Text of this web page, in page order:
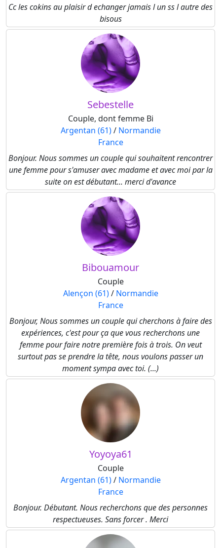
Cc les cokins au plaisir d echanger jamais l un ss l autre des
bisous
Sebestelle
Couple, dont femme Bi
Argentan (61)/ Normandie
France
Bonjour. Nous sommes un couple qui souhaitent rencontrer
une femme pour s'amuser avec madame et avec moi par la
suite on est débutant... merci d'avance
Bibouamour
Couple
Alençon (61)/ Normandie
France
Bonjour, Nous sommes un couple qui cherchons à faire des
expériences, c'est pour ça que vous recherchons une
femme pour faire notre première fois à trois. On veut
surtout pas se prendre la tête, nous voulons passer un
moment sympa avec toi. (...)
Yoyoya61
Couple
Argentan (61)/ Normandie
France
Bonjour. Débutant. Nous recherchons que des personnes
respectueuses. Sans forcer . Merci